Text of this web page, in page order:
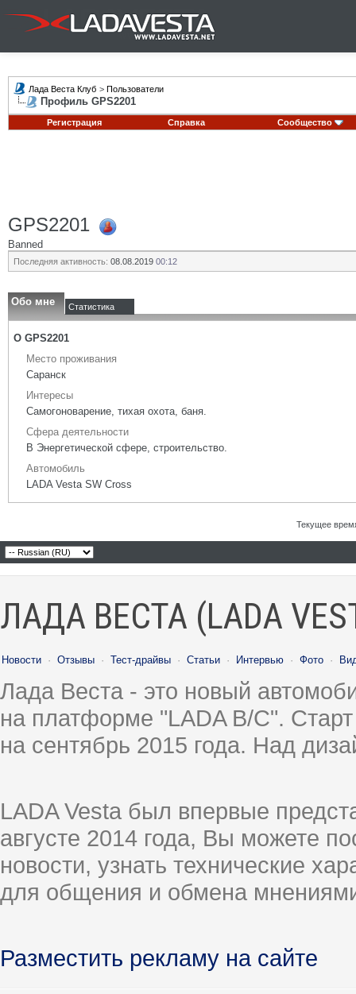
Лада Веста Клуб > Пользователи
Профиль GPS2201
Регистрация Справка Сообщество
GPS2201
Banned
Последняя активность: 08.08.2019 00:12
Обо мне Статистика
О GPS2201
Место проживания
Саранск
Интересы
Самогоноварение, тихая охота, баня.
Сфера деятельности
В Энергетической сфере, строительство.
Автомобиль
LADA Vesta SW Cross
Текущее
ЛАДА ВЕСТА (LADA
Новости · Отзывы · Тест-драйвы · Статьи · Интервью · Фото ·
Лада Веста - это новый
на платформе "LADA B/C".
на сентябрь 2015 года. Над
LADA Vesta был впервые
августе 2014 года, Вы можете
новости, узнать технические
для общения и обмена
Разместить рекламу на сайте